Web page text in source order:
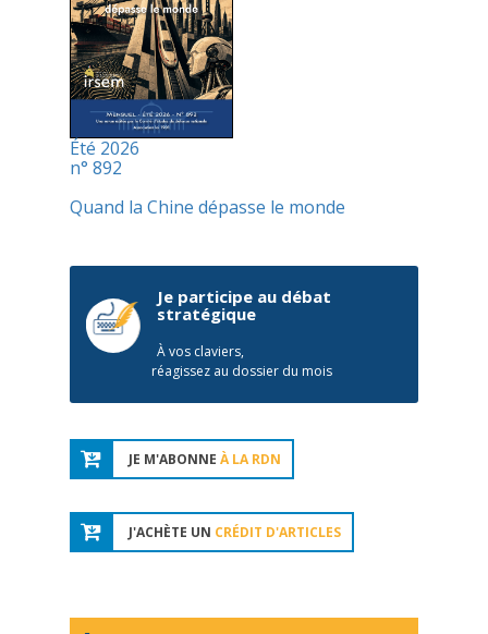
Été 2026
n° 892
Quand la Chine dépasse le monde
Je participe au débat
stratégique
À vos claviers,
réagissez au dossier du mois
JE M'ABONNE À LA RDN
J'ACHÈTE UN CRÉDIT D'ARTICLES